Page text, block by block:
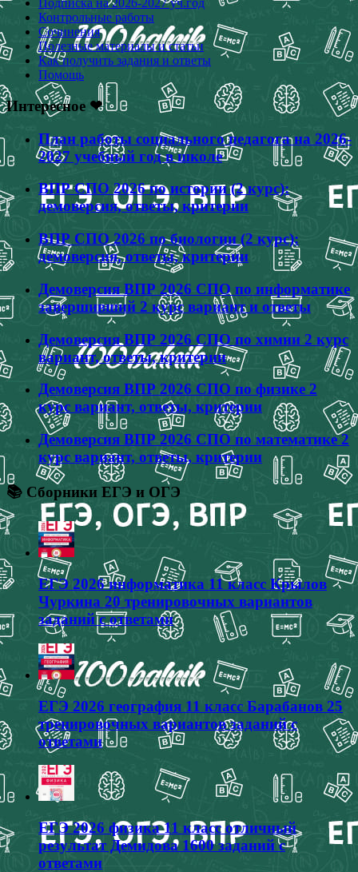
Подписка на 2026-2027 уч.год
Контрольные работы
Сочинения
Полезные материалы и статьи
Как получить задания и ответы
Помощь
Интересное ❤
План работы социального педагога на 2026-
2027 учебный год в школе
ВПР СПО 2026 по истории (2 курс):
демоверсия, ответы, критерии
ВПР СПО 2026 по биологии (2 курс):
демоверсия, ответы, критерии
Демоверсия ВПР 2026 СПО по информатике
завершивший 2 курс вариант и ответы
Демоверсия ВПР 2026 СПО по химии 2 курс
вариант, ответы, критерии
Демоверсия ВПР 2026 СПО по физике 2
курс вариант, ответы, критерии
Демоверсия ВПР 2026 СПО по математике 2
курс вариант, ответы, критерии
📚 Сборники ЕГЭ и ОГЭ
ЕГЭ 2026 информатика 11 класс Крылов
Чуркина 20 тренировочных вариантов
заданий с ответами
ЕГЭ 2026 география 11 класс Барабанов 25
тренировочных вариантов заданий с
ответами
ЕГЭ 2026 физика 11 класс отличный
результат Демидова 1600 заданий с
ответами